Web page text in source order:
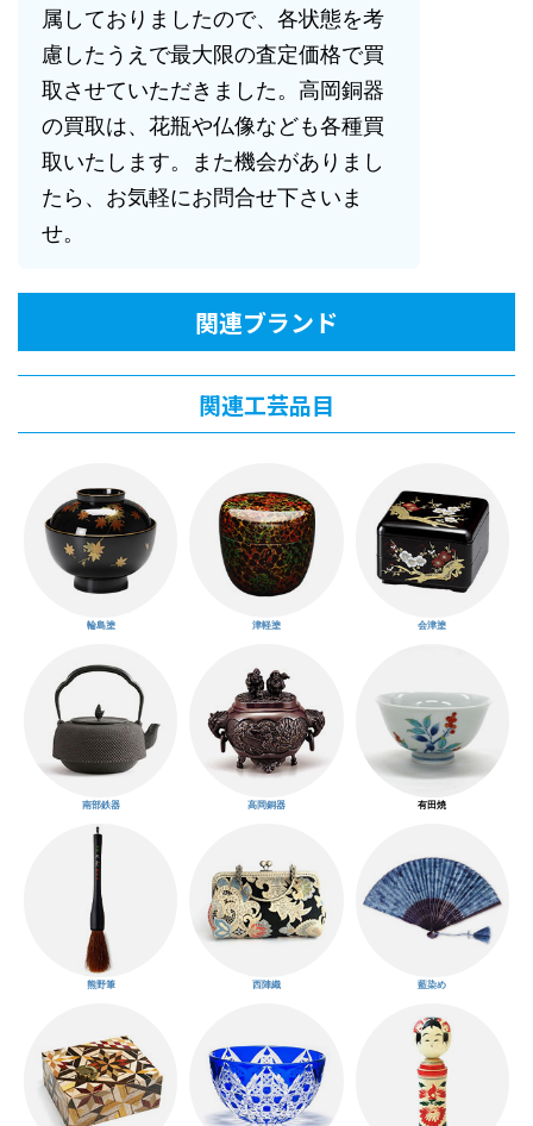
属しておりましたので、各状態を考
慮したうえで最大限の査定価格で買
取させていただきました。高岡銅器
の買取は、花瓶や仏像なども各種買
取いたします。また機会がありまし
たら、お気軽にお問合せ下さいま
せ。
関連ブランド
関連工芸品目
輪島塗 津軽塗 会津塗
南部鉄器 高岡銅器 有田焼
熊野筆 西陣織 藍染め